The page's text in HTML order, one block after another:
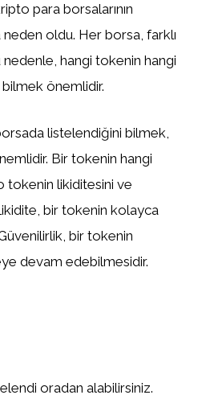
para borsalarının
neden oldu. Her borsa, farklı
hangi tokenin hangi
önemlidir.
listelendiğini bilmek,
Bir tokenin hangi
tokenin likiditesini ve
bir tokenin kolayca
Güvenilirlik, bir tokenin
devam edebilmesidir.
oradan alabilirsiniz.